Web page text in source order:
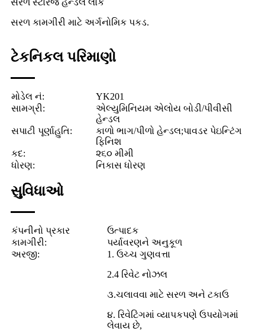
સરળ કામગીરી માટે અર્ગનોમિક પકડ.
ટેકનિકલ પરિમાણો
મોડેલ નં:
YK201
સામગ્રી:
એલ્યુમિનિયમ એલોય બોડી/પીવીસી
હેન્ડલ
સપાટી પૂર્ણાહુતિ:
કાળો ભાગ/પીળો હેન્ડલ;પાવડર પેઇન્ટિંગ
ફિનિશ
કદ:
૨૬૦ મીમી
ધોરણ:
નિકાસ ધોરણ
સુવિધાઓ
કંપનીનો પ્રકાર
ઉત્પાદક
કામગીરી:
પર્યાવરણને અનુકૂળ
અરજી:
1. ઉચ્ચ ગુણવત્તા
2.4 રિવેટ નોઝલ
૩.ચલાવવા માટે સરળ અને ટકાઉ
૪. રિવેટિંગમાં વ્યાપકપણે ઉપયોગમાં
લેવાય છે,